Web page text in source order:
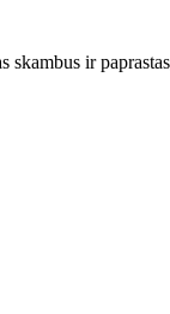
skambus ir